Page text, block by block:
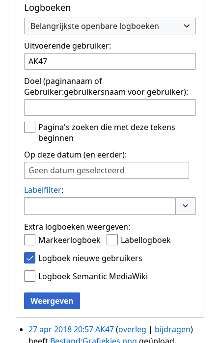
Logboeken
Belangrijkste openbare logboeken
Uitvoerende gebruiker:
Doel (paginanaam of
Gebruiker:gebruikersnaam voor gebruiker):
Pagina's zoeken die met deze tekens
beginnen
Op deze datum (en eerder):
Geen datum geselecteerd
Labelfilter:
Extra logboeken weergeven:
Markeerlogboek
Labellogboek
Logboek nieuwe gebruikers
Logboek Semantic MediaWiki
Weergeven
27 apr 2018 20:57 AK47 overleg
bijdragen